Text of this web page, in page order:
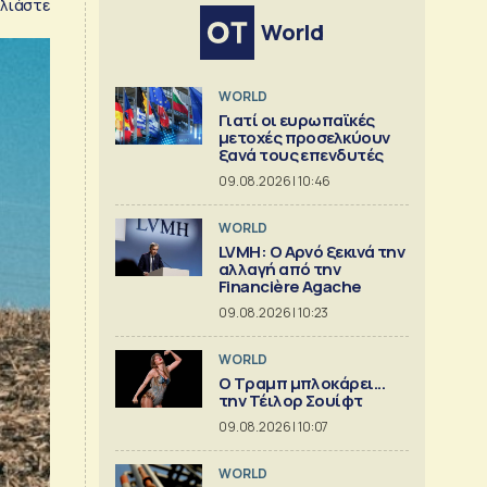
World
WORLD
Γιατί οι ευρωπαϊκές
μετοχές προσελκύουν
ξανά τους επενδυτές
09.08.2026 | 10:46
WORLD
LVMH: Ο Αρνό ξεκινά την
αλλαγή από την
Financière Agache
09.08.2026 | 10:23
WORLD
Ο Τραμπ μπλοκάρει...
την Τέιλορ Σουίφτ
09.08.2026 | 10:07
WORLD